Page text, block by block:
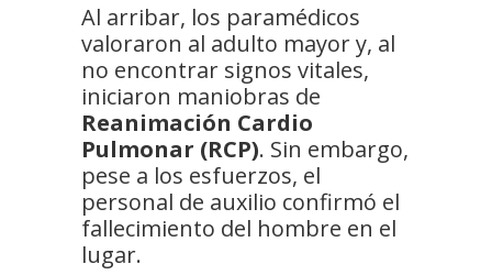
Al arribar, los paramédicos
valoraron al adulto mayor y, al
no encontrar signos vitales,
iniciaron maniobras de
Reanimación Cardio
Pulmonar (RCP). Sin embargo,
pese a los esfuerzos, el
personal de auxilio confirmó el
fallecimiento del hombre en el
lugar.